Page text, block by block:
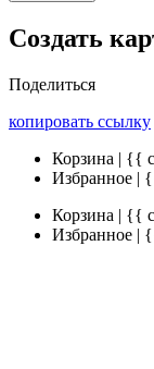
Создать
Поделиться
копировать ссылку
Корзина | {{
Избранное |
Корзина | {{
Избранное |